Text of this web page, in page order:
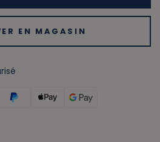
EN MAGASIN